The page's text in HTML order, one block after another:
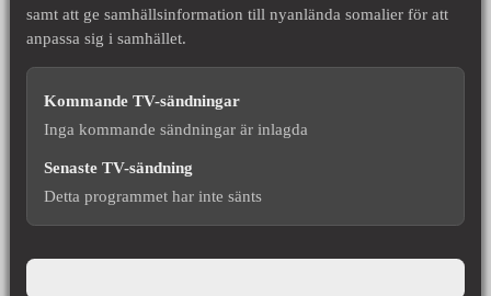
samt att ge samhällsinformation till nyanlända somalier för att
anpassa sig i samhället.
Kommande TV-sändningar
Inga kommande sändningar är inlagda
Senaste TV-sändning
Detta programmet har inte sänts